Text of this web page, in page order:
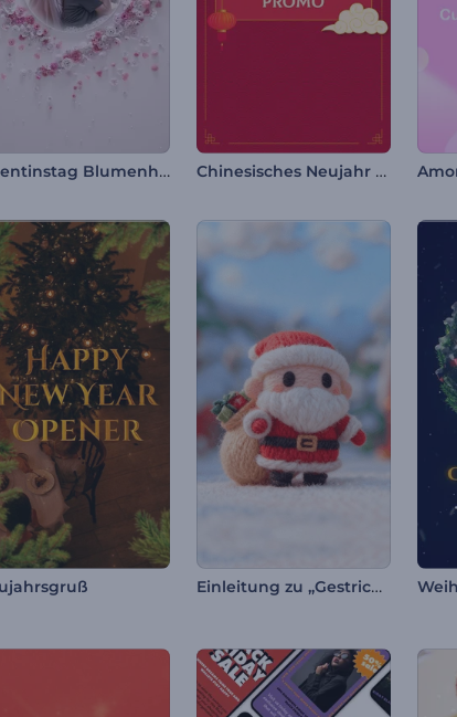
Valentinstag Blumenherz Intro Chinesisches Neujahr Werbeaktion
Einleitung zu „Gestricktes Weihnachten“